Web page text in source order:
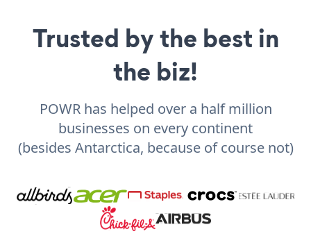
Trusted by the best in
the biz!
POWR has helped over a half million
businesses on every continent
(besides Antarctica, because of course not)